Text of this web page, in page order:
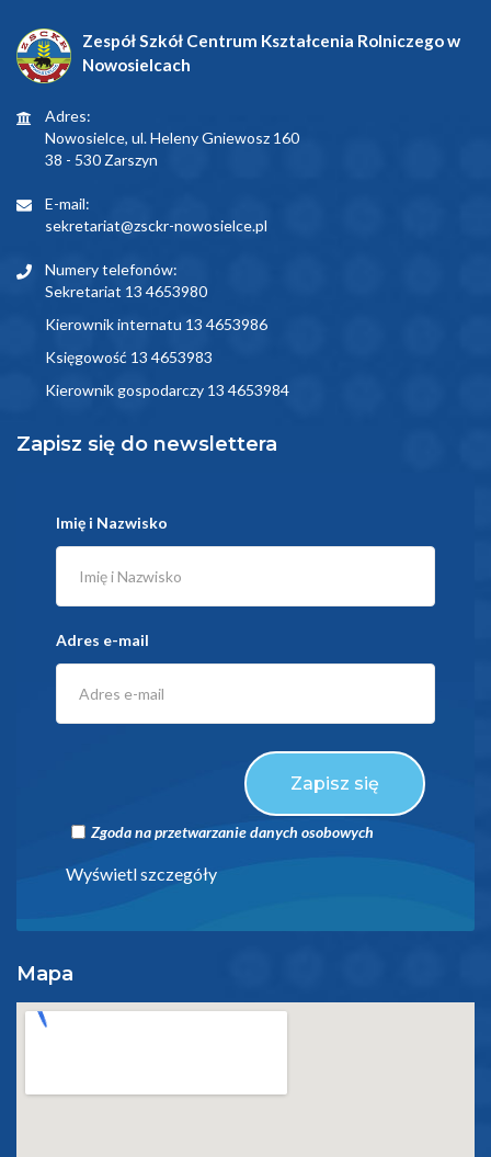
Zespół Szkół Centrum Kształcenia Rolniczego w
Nowosielcach
Adres:
Nowosielce, ul. Heleny Gniewosz 160
38 - 530 Zarszyn
E-mail:
sekretariat@zsckr-nowosielce.pl
Numery telefonów:
Sekretariat 13 4653980
Kierownik internatu 13 4653986
Księgowość 13 4653983
Kierownik gospodarczy 13 4653984
Zapisz się do newslettera
Imię i Nazwisko
Adres e-mail
Zapisz się
Zgoda na przetwarzanie danych osobowych
Wyświetl szczegóły
Mapa